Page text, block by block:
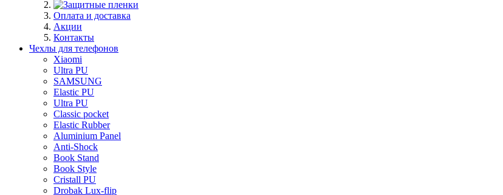
Оплата и доставка
Акции
Контакты
Чехлы для телефонов
Xiaomi
Ultra PU
SAMSUNG
Elastic PU
Ultra PU
Classic pocket
Elastic Rubber
Aluminium Panel
Anti-Shock
Book Stand
Book Style
Cristall PU
Drobak Lux-flip